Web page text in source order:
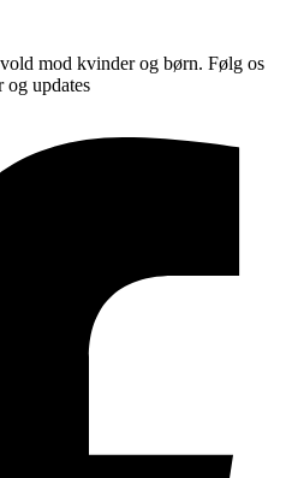
mod kvinder og børn. Følg os
og updates